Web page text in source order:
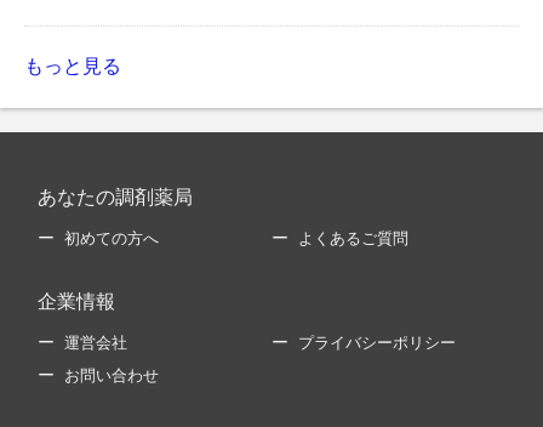
もっと見る
あなたの調剤薬局
初めての方へ よくあるご質問
企業情報
運営会社 プライバシーポリシー
お問い合わせ